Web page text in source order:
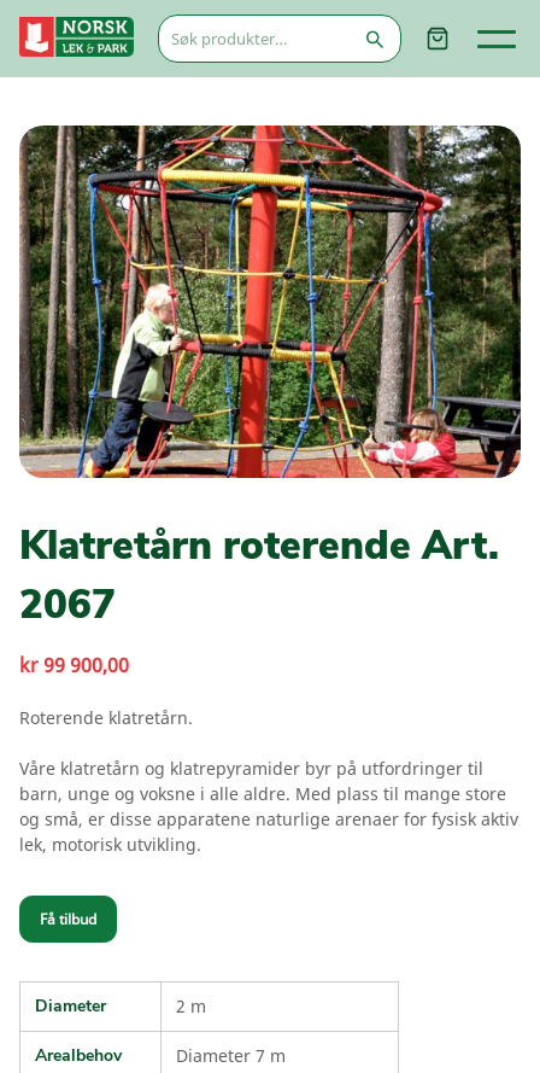
Søk
etter:
Klatretårn roterende Art.
2067
kr99 900,00
Roterende klatretårn.
Våre klatretårn og klatrepyramider byr på utfordringer til
barn, unge og voksne i alle aldre. Med plass til mange store
og små, er disse apparatene naturlige arenaer for fysisk aktiv
lek, motorisk utvikling.
Få tilbud
Diameter 2 m
Arealbehov Diameter 7 m